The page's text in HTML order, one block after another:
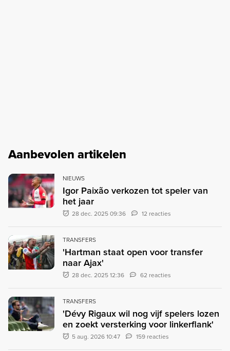
Aanbevolen artikelen
NIEUWS
Igor Paixão verkozen tot speler van
het jaar
28 dec. 2025 09:36 12 reacties
TRANSFERS
'Hartman staat open voor transfer
naar Ajax'
28 dec. 2025 12:36 62 reacties
TRANSFERS
'Dévy Rigaux wil nog vijf spelers lozen
en zoekt versterking voor linkerflank'
5 aug. 2026 10:47 159 reacties